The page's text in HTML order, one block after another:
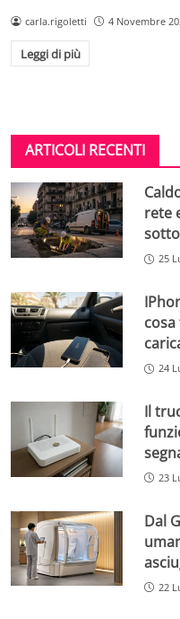
carla.rigoletti 4 Novembre
Leggi di più
ARTICOLI RECENTI
rete
25
24
Il
23
Dal
22